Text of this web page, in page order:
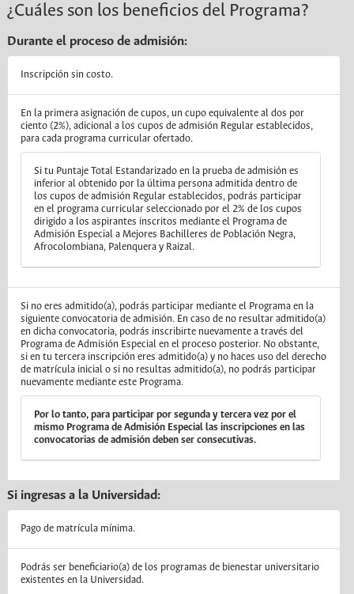
¿Cuáles son los beneficios del Programa?
Durante el proceso de admisión:
Inscripción sin costo.
En la primera asignación de cupos, un cupo equivalente al dos por
ciento (2%), adicional a los cupos de admisión Regular establecidos,
para cada programa curricular ofertado.
Si tu Puntaje Total Estandarizado en la prueba de admisión es
inferior al obtenido por la última persona admitida dentro de
los cupos de admisión Regular establecidos, podrás participar
en el programa curricular seleccionado por el 2% de los cupos
dirigido a los aspirantes inscritos mediante el Programa de
Admisión Especial a Mejores Bachilleres de Población Negra,
Afrocolombiana, Palenquera y Raizal.
Si no eres admitido(a), podrás participar mediante el Programa en la
siguiente convocatoria de admisión. En caso de no resultar admitido(a)
en dicha convocatoria, podrás inscribirte nuevamente a través del
Programa de Admisión Especial en el proceso posterior. No obstante,
si en tu tercera inscripción eres admitido(a) y no haces uso del derecho
de matrícula inicial o si no resultas admitido(a), no podrás participar
nuevamente mediante este Programa.
Por lo tanto, para participar por segunda y tercera vez por el
mismo Programa de Admisión Especial las inscripciones en las
convocatorias de admisión deben ser consecutivas.
Si ingresas a la Universidad:
Pago de matrícula mínima.
Podrás ser beneficiario(a) de los programas de bienestar universitario
existentes en la Universidad.